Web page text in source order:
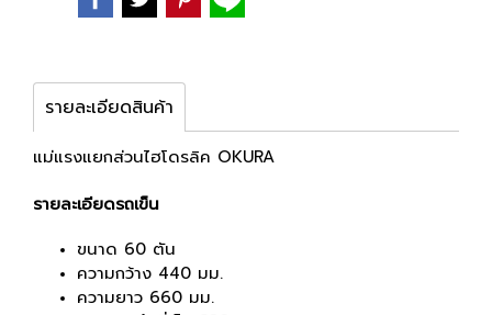
รายละเอียดสินค้า
แม่แรงแยกส่วนไฮโดรลิค OKURA
รายละเอียดรถเข็น
ขนาด 60 ตัน
ความกว้าง 440 มม.
ความยาว 660 มม.